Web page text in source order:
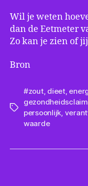
Wil je weten
dan de Eetmeter
Zo kan je zien of
Bron
Tags
#zout, dieet,
persoonlijk,
waarde